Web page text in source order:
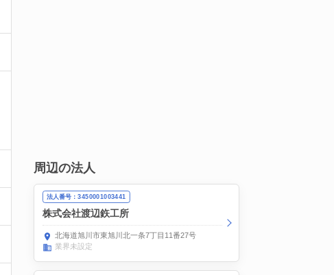
周辺の法人
法人番号：3450001003441
株式会社渡辺鉃工所
北海道旭川市東旭川北一条7丁目11番27号
業界未設定